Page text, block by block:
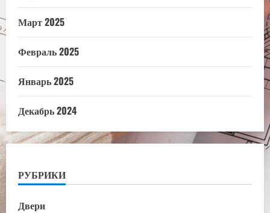
Март 2025
Февраль 2025
Январь 2025
Декабрь 2024
РУБРИКИ
Двери